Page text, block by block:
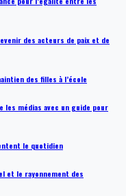
des acteurs de paix et de
des filles à l’école
les médias avec un guide pour
le quotidien
et le rayonnement des